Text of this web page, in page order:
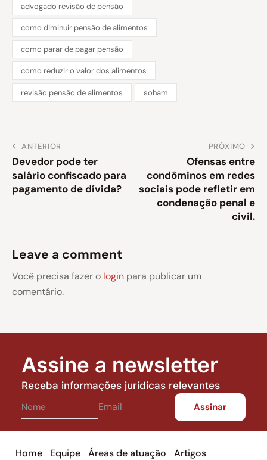
advogado revisão de pensão
como diminuir pensão de alimentos
como parar de pagar pensão
como reduzir o valor dos alimentos
revisão pensão de alimentos soham
ANTERIOR
Devedor pode ter
salário confiscado para
pagamento de dívida?
PRÓXIMO
Ofensas entre
condôminos em redes
sociais pode refletir em
condenação penal e
civil.
Leave a comment
Você precisa fazer o login para publicar um
comentário.
Assine a newsletter
Receba informações jurídicas relevantes
Home Equipe Áreas de atuação
Artigos